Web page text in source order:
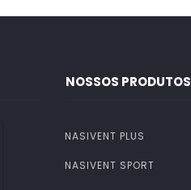
NOSSOS PRODUTOS
NASIVENT PLUS
NASIVENT SPORT